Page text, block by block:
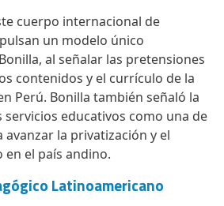
cuerpo internacional de
un modelo único
al señalar las pretensiones
contenidos y el currículo de la
Perú. Bonilla también señaló la
educativos como una de
avanzar la privatización y el
el país andino.
Latinoamericano